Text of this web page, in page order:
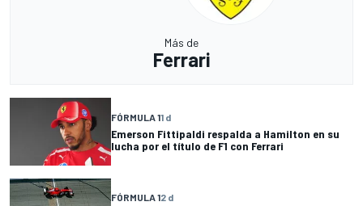
Más de
Ferrari
FÓRMULA 11 d
Emerson Fittipaldi respalda a Hamilton en su
lucha por el título de F1 con Ferrari
FÓRMULA 12 d